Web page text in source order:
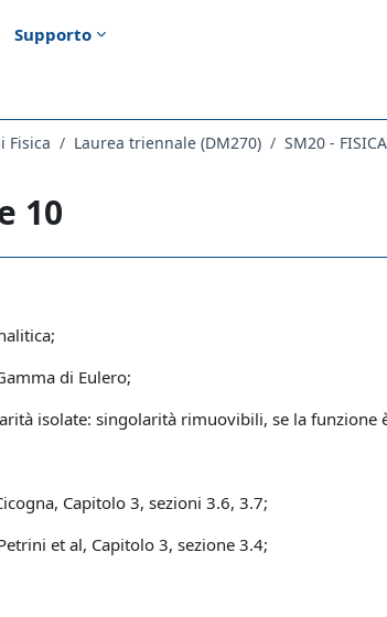
Supporto
Fisica Laurea triennale (DM270) SM20 - FISICA
10
di Eulero;
isolate: singolarità rimuovibili, se la
Capitolo 3, sezioni 3.6, 3.7;
al, Capitolo 3, sezione 3.4;